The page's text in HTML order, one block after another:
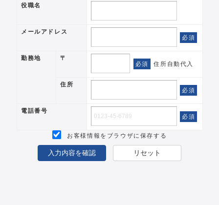
役職名
メールアドレス
必須
勤務地
〒
必須
住所自動代入
住所
必須
電話番号
必須
お客様情報をブラウザに保存する
入力内容を確認 リセット